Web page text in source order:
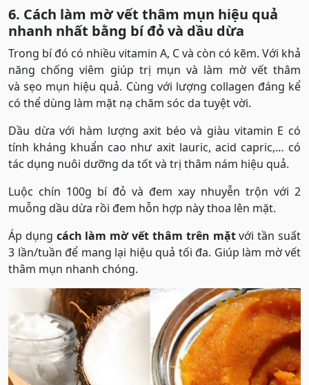
6. Cách làm mờ vết thâm mụn hiệu quả
nhanh nhất bằng bí đỏ và dầu dừa
Trong bí đó có nhiều vitamin A, C và còn có kẽm. Với khả
năng chống viêm giúp trị mụn và làm mờ vết thâm
và sẹo mụn hiệu quả. Cùng với lượng collagen đáng kể
có thể dùng làm mặt nạ chăm sóc da tuyệt vời.
Dầu dừa với hàm lượng axit béo và giàu vitamin E có
tính kháng khuẩn cao như axit lauric, acid capric,… có
tác dụng nuôi dưỡng da tốt và trị thâm nám hiệu quả.
Luộc chín 100g bí đỏ và đem xay nhuyễn trộn với 2
muỗng dầu dừa rồi đem hỗn hợp này thoa lên mặt.
Áp dụng cách làm mờ vết thâm trên mặtvới tần suất
3 lần/tuần để mang lại hiệu quả tối đa. Giúp làm mờ vết
thâm mụn nhanh chóng.